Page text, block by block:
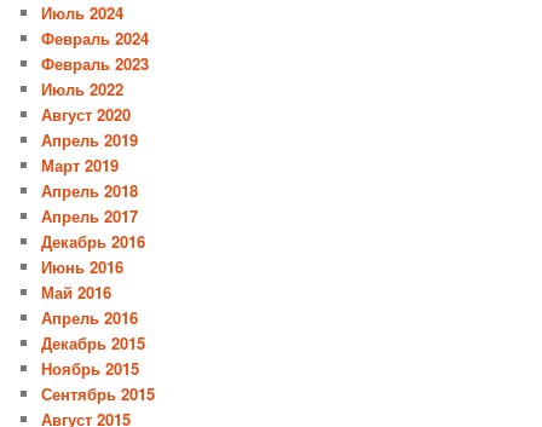
Июль 2024
Февраль 2024
Февраль 2023
Июль 2022
Август 2020
Апрель 2019
Март 2019
Апрель 2018
Апрель 2017
Декабрь 2016
Июнь 2016
Май 2016
Апрель 2016
Декабрь 2015
Ноябрь 2015
Сентябрь 2015
Август 2015